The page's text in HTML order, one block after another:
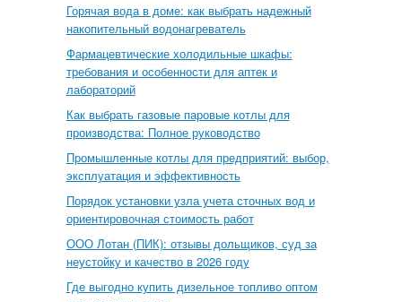
Горячая вода в доме: как выбрать надежный
накопительный водонагреватель
Фармацевтические холодильные шкафы:
требования и особенности для аптек и
лабораторий
Как выбрать газовые паровые котлы для
производства: Полное руководство
Промышленные котлы для предприятий: выбор,
эксплуатация и эффективность
Порядок установки узла учета сточных вод и
ориентировочная стоимость работ
ООО Лотан (ПИК): отзывы дольщиков, суд за
неустойку и качество в 2026 году
Где выгодно купить дизельное топливо оптом